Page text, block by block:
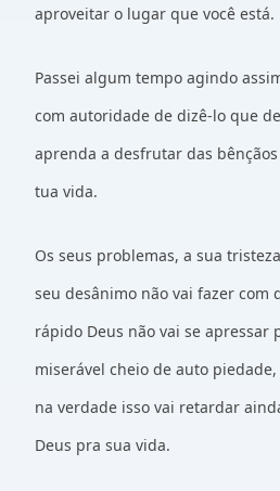
aproveitar o lugar que você está.
Passei algum tempo agindo
com autoridade de dizê-lo que
aprenda a desfrutar das
tua vida.
Os seus problemas, a sua
seu desânimo não vai fazer com
rápido Deus não vai se apressar
miserável cheio de auto
na verdade isso vai retardar
Deus pra sua vida.